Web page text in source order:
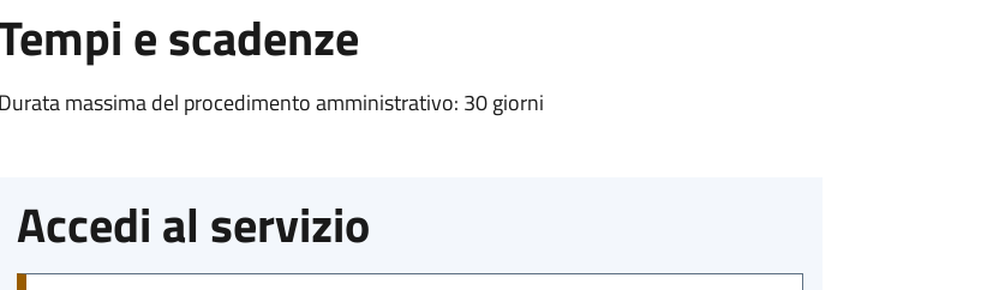
e scadenze
Durata massima del procedimento amministrativo: 30 giorni
Accedi al servizio